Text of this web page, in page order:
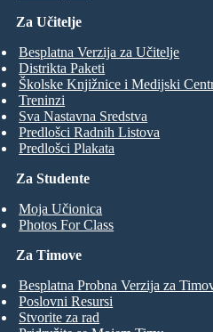
Za Studente
Moja Učionica
Photos For Class
Za Učitelje
Besplatna Verzija za Učitelje
Distrikta Paketi
Školske Knjižnice i Medijski
Treninzi
Sva Nastavna Sredstva
Predlošci Radnih Listova
Predlošci Plakata
Za Timove
Besplatna Probna Verzija za
Poslovni Resursi
Stvorite za rad